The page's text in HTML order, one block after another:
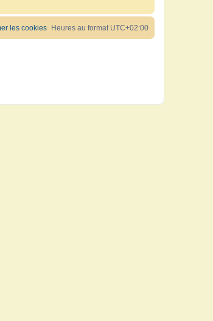
Heures au format UTC+02:00
les cookies